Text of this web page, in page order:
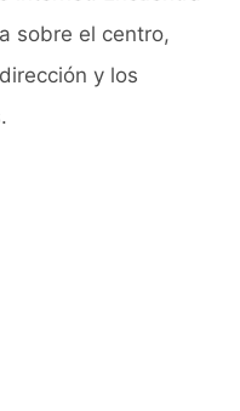
sobre el centro,
y los